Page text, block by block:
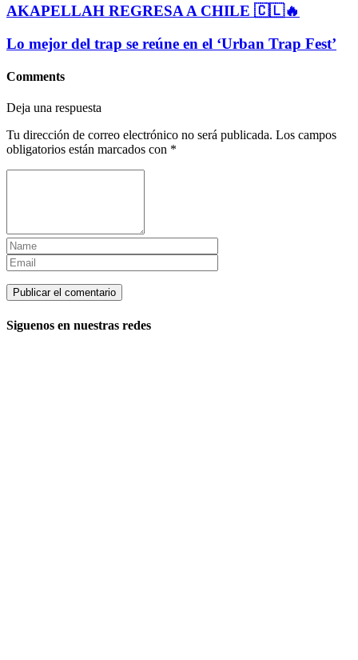
AKAPELLAH REGRESA A CHILE 🇨🇱🔥
Lo mejor del trap se reúne en el ‘Urban Trap Fest’
Comments
Deja una respuesta
Tu dirección de correo electrónico no será publicada. Los campos
obligatorios están marcados con *
Siguenos en nuestras redes